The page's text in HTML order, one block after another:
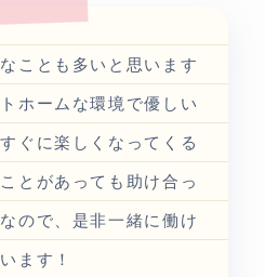
ことも多いと思います
ホームな環境で優しい
ぐに楽しくなってくる
とがあっても助け合っ
ので、是非一緒に働け
ます！